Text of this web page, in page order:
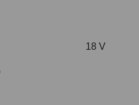
V
materiál)